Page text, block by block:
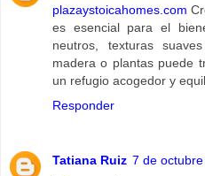
plazaystoicahomes.com
es esencial para el
neutros, texturas
madera o plantas puede
un refugio acogedor y
Responder
Tatiana Ruiz 7 de